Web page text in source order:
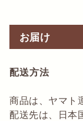
お届け
配送方法
商品は、ヤマト
配送先は、日本